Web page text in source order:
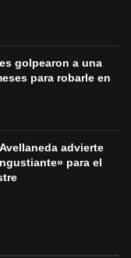
golpearon a una
para robarle en
advierte
para el